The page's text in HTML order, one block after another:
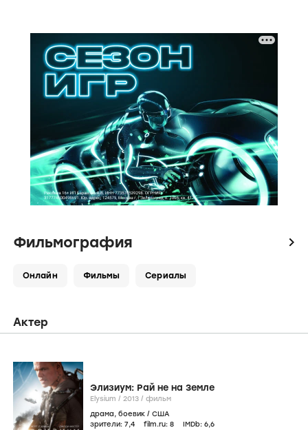
Фильмография icon
Онлайн Фильмы Сериалы
Актер
Элизиум: Рай не на Земле
Elysium / 2013 / фильм
драма, боевик / США
зрители: 7,4 film.ru: 8 IMDb: 6,6